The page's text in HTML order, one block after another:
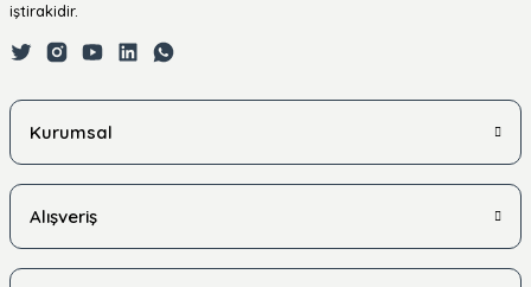
iştirakidir.
Kurumsal
Alışveriş